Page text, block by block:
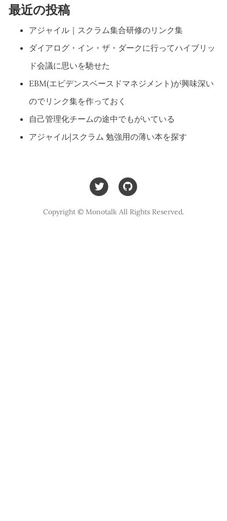
最近の投稿
アジャイル｜スクラム集合研修のリンク集
ダイアログ・イン・ザ・ダークに行ってハイブリッ
ド会議に思いを馳せた
EBM(エビデンスベースドマネジメント)が興味深い
のでリンク集を作っておく
自己管理化チームの途中でもがいている
アジャイル|スクラム 勉強用の薄い本を探す
Copyright © Monotalk All Rights Reserved.